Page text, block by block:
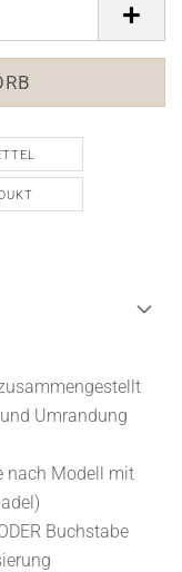
Umrandung
nach Modell mit
Buchstabe